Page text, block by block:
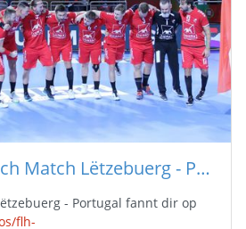
Fotoe vum Match Match Lëtzebuerg - Portugal
- Portugal fannt dir op
flh-